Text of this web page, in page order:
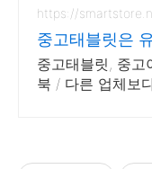
https://
중고태블릿은
중고태블릿, 중고
북 / 다른 업체보